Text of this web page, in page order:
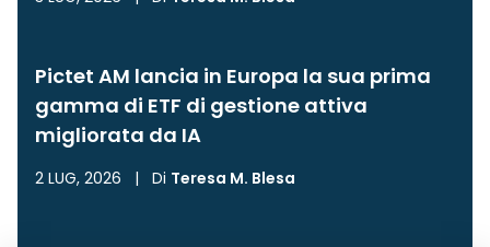
Pictet AM lancia in Europa la sua prima
gamma di ETF di gestione attiva
migliorata da IA
2 LUG, 2026 | Di Teresa M. Blesa